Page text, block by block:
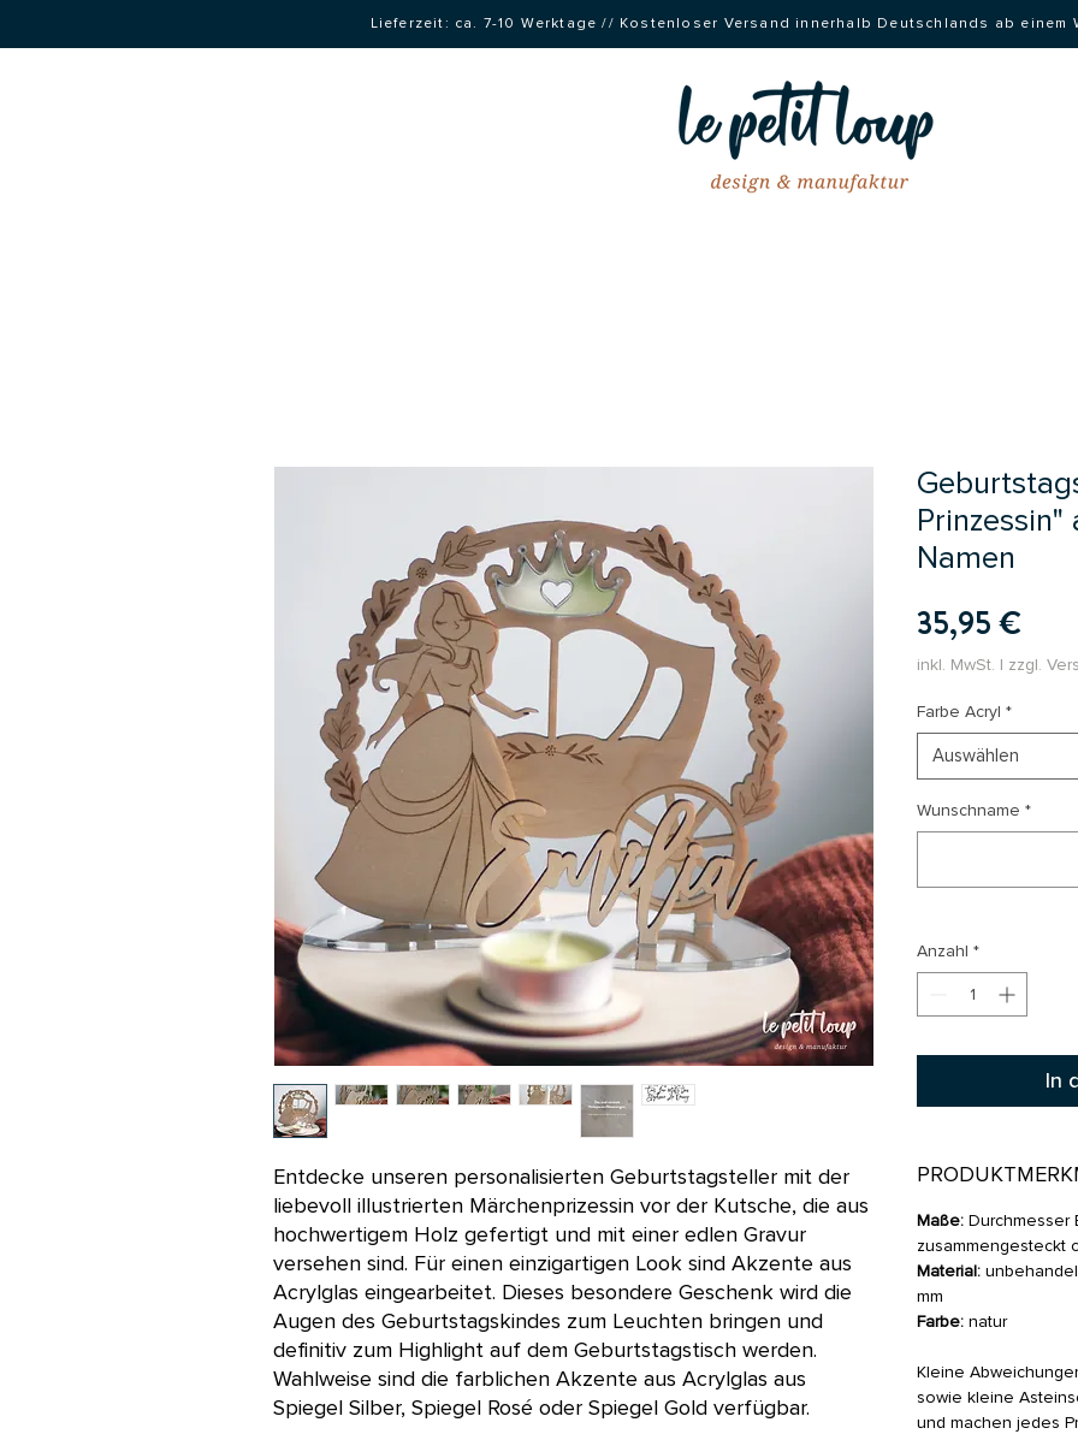
Lieferzeit: ca. 7-10 Werktage // Kostenloser Versand innerhalb Deutschlands ab einem
Entdecke unseren personalisierten Geburtstagsteller mit der
liebevoll illustrierten Märchenprizessin vor der Kutsche, die aus
hochwertigem Holz gefertigt und mit einer edlen Gravur
versehen sind. Für einen einzigartigen Look sind Akzente aus
Acrylglas eingearbeitet. Dieses besondere Geschenk wird die
Augen des Geburtstagskindes zum Leuchten bringen und
definitiv zum Highlight auf dem Geburtstagstisch werden.
Wahlweise sind die farblichen Akzente aus Acrylglas aus
Spiegel Silber, Spiegel Rosé oder Spiegel Gold verfügbar.
Prinzessin"
Namen
35,95 €
inkl. MwSt. | zzgl.
Farbe Acryl *
Auswählen
Wunschname *
Anzahl *
In
Maße: Durchmesser
zusammengesteckt
Material:
mm
Farbe: natur
Kleine
sowie kleine
und machen jedes